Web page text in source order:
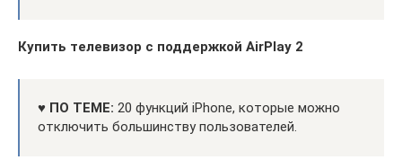
Купить телевизор с поддержкой AirPlay 2
♥ ПО ТЕМЕ: 20 функций iPhone, которые можно
отключить большинству пользователей.